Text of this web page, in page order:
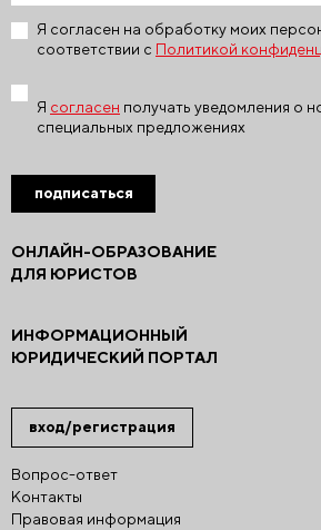
вход/регистрация
Вопрос-ответ
Контакты
Правовая информация
ОНЛАЙН-ОБРАЗОВАНИЕ
ДЛЯ ЮРИСТОВ
ИНФОРМАЦИОННЫЙ
ЮРИДИЧЕСКИЙ ПОРТАЛ
Я согласен на обработку моих
соответствии с Политикой
Я согласен получать уведомления о
специальных предложениях
подписаться